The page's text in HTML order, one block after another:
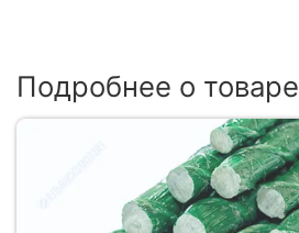
Подробнее о товаре